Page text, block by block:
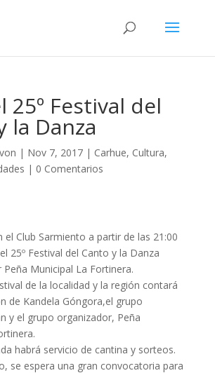
25º Festival del
la Danza
| Nov 7, 2017| Carhue, Cultura,
| 0 Comentarios
el Club Sarmiento a partir de las 21:00
25º Festival del Canto y la Danza
Municipal La Fortinera.
de la localidad y la región contará
de Kandela Góngora,el grupo
y el grupo organizador, Peña
habrá servicio de cantina y sorteos.
se espera una gran convocatoria para